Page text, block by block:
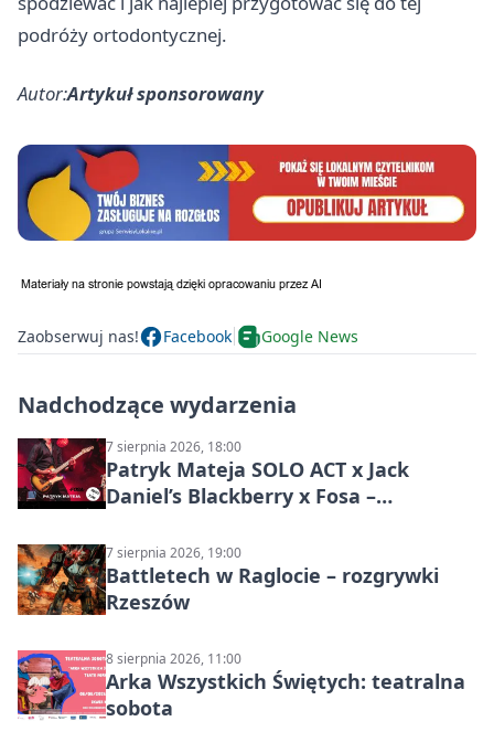
podróży ortodontycznej.
Autor:Artykuł sponsorowany
Zaobserwuj nas! Facebook Google News
Nadchodzące wydarzenia
7 sierpnia 2026, 18:00
Patryk Mateja SOLO ACT x Jack
Daniel’s Blackberry x Fosa –
7 sierpnia 2026, 19:00
Battletech w Raglocie – rozgrywki
Rzeszów
8 sierpnia 2026, 11:00
Arka Wszystkich Świętych: teatralna
sobota